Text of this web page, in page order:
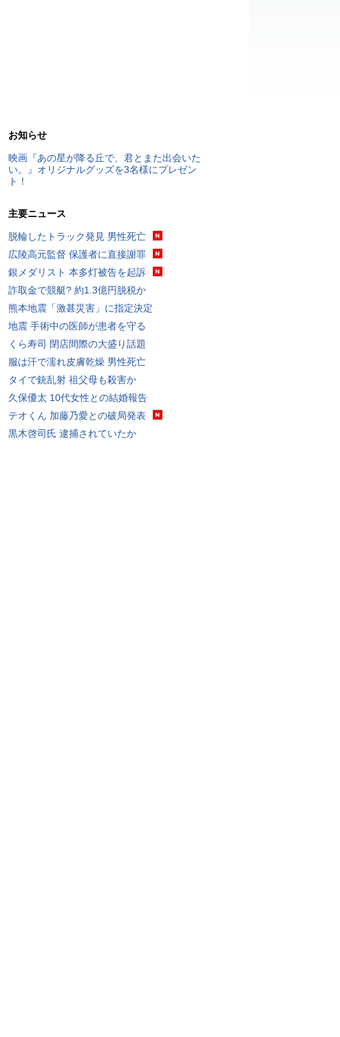
お知らせ
映画『あの星が降る丘で、君とまた出会いた
い。』オリジナルグッズを3名様にプレゼン
ト！
主要ニュース
脱輪したトラック発見 男性死亡
広陵高元監督 保護者に直接謝罪
銀メダリスト 本多灯被告を起訴
詐取金で競艇? 約1.3億円脱税か
熊本地震「激甚災害」に指定決定
地震 手術中の医師が患者を守る
くら寿司 閉店間際の大盛り話題
服は汗で濡れ皮膚乾燥 男性死亡
タイで銃乱射 祖父母も殺害か
久保優太 10代女性との結婚報告
テオくん 加藤乃愛との破局発表
黒木啓司氏 逮捕されていたか